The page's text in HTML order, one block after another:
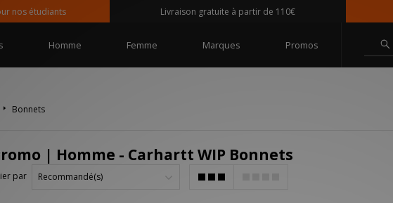
étudiants Livraison gratuite à partir de 110€
Homme Femme Marques Promos
Bonnets
| Homme - Carhartt WIP Bonnets
par